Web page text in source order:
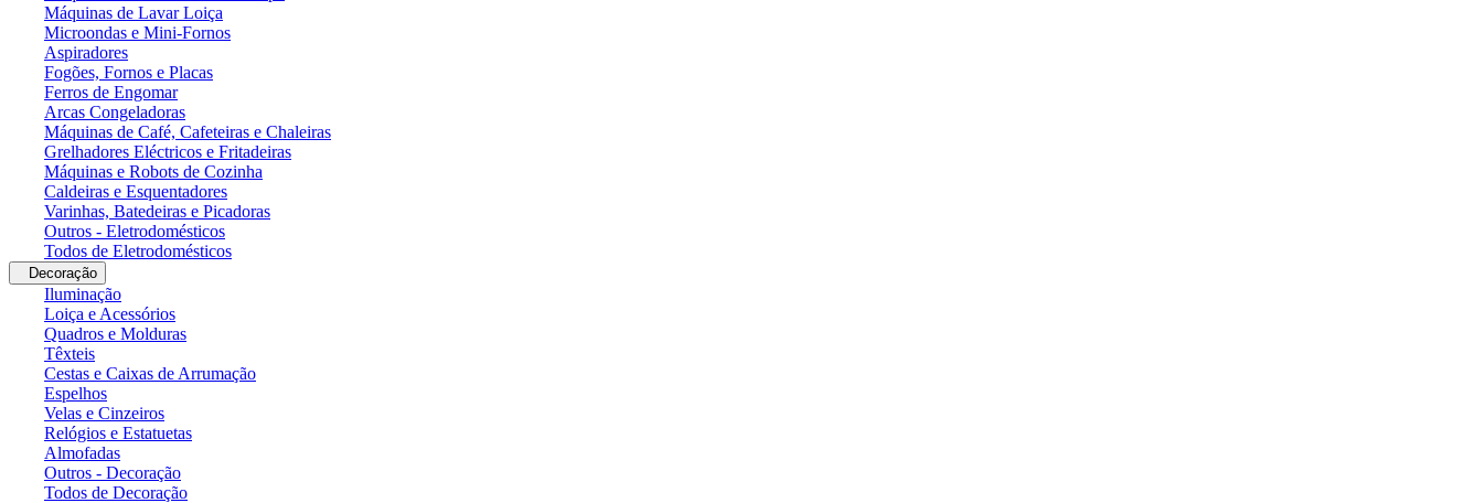
Máquinas de Lavar Loiça
Microondas e Mini-Fornos
Aspiradores
Fogões, Fornos e Placas
Ferros de Engomar
Arcas Congeladoras
Máquinas de Café, Cafeteiras e Chaleiras
Grelhadores Eléctricos e Fritadeiras
Máquinas e Robots de Cozinha
Caldeiras e Esquentadores
Varinhas, Batedeiras e Picadoras
Outros - Eletrodomésticos
Todos de Eletrodomésticos
Decoração
Iluminação
Loiça e Acessórios
Quadros e Molduras
Têxteis
Cestas e Caixas de Arrumação
Espelhos
Velas e Cinzeiros
Relógios e Estatuetas
Almofadas
Outros - Decoração
Todos de Decoração